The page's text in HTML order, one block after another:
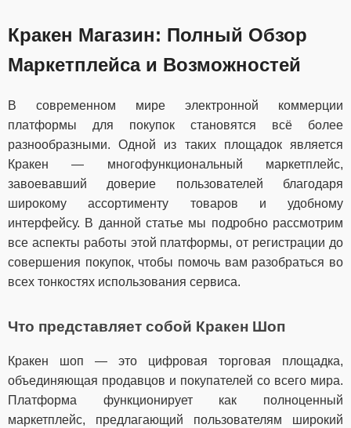
Кракен Магазин: Полный Обзор
Маркетплейса и Возможностей
В современном мире электронной коммерции
платформы для покупок становятся всё более
разнообразными. Одной из таких площадок является
Кракен — многофункциональный маркетплейс,
завоевавший доверие пользователей благодаря
широкому ассортименту товаров и удобному
интерфейсу. В данной статье мы подробно рассмотрим
все аспекты работы этой платформы, от регистрации до
совершения покупок, чтобы помочь вам разобраться во
всех тонкостях использования сервиса.
Что представляет собой Кракен Шоп
Кракен шоп — это цифровая торговая площадка,
объединяющая продавцов и покупателей со всего мира.
Платформа функционирует как полноценный
маркетплейс, предлагающий пользователям широкий